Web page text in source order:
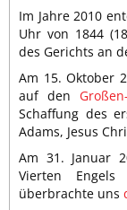
Im Jahre 2010
Uhr von 1844
des Gerichts an
Am 15. Oktober
auf den
Schaffung des
Adams, Jesus
Am 31. Januar
Vierten
überbrachte uns